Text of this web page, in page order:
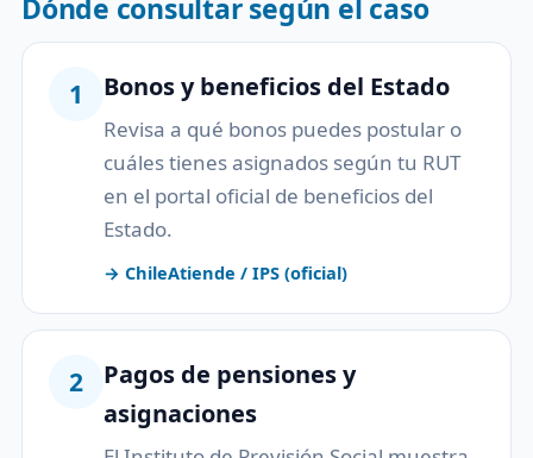
Dónde consultar según el caso
1 Bonos y beneficios del Estado
Revisa a qué bonos puedes postular o
cuáles tienes asignados según tu RUT
en el portal oficial de beneficios del
Estado.
→ ChileAtiende / IPS (oficial)
2
Pagos de pensiones y
asignaciones